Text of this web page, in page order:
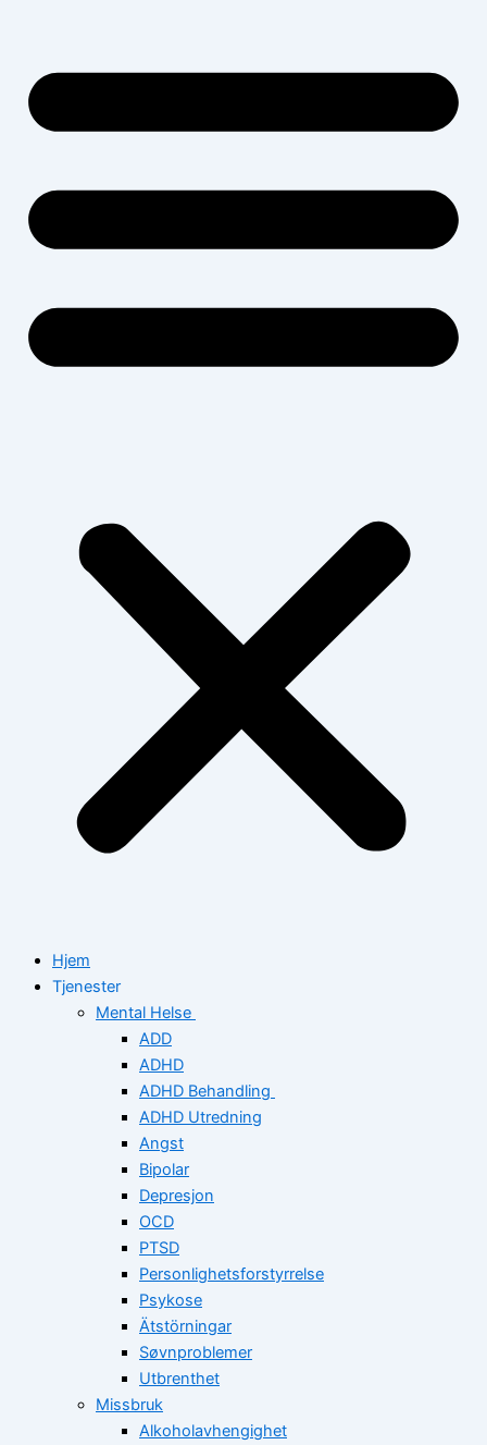
Hjem
Tjenester
Mental Helse
ADD
ADHD
ADHD Behandling
ADHD Utredning
Angst
Bipolar
Depresjon
OCD
PTSD
Personlighetsforstyrrelse
Psykose
Ätstörningar
Søvnproblemer
Utbrenthet
Missbruk
Alkoholavhengighet